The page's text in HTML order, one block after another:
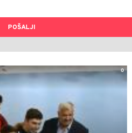
POŠALJI
0